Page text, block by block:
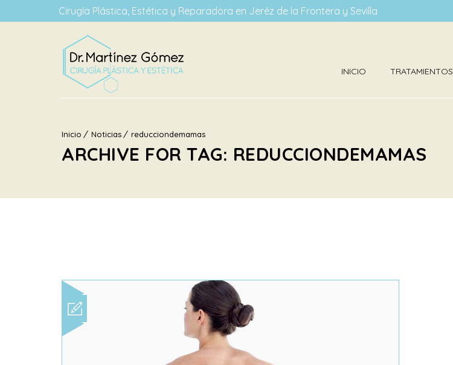
Cirugía Plástica, Estética y Reparadora en Jeréz de la Frontera y Sevilla
INICIO TRATAMIENTOS
Inicio Noticias reducciondemamas
ARCHIVE FOR TAG: REDUCCIONDEMAMAS